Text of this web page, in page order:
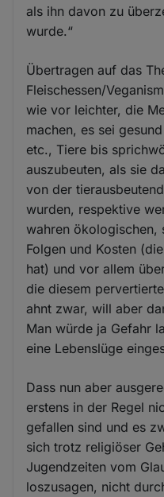
als ihn davon zu
wurde.“
Übertragen auf das
Fleischessen/
wie vor leichter, die
machen, es sei
etc., Tiere bis
auszubeuten, als sie
von der
wurden, respektive
wahren ökologischen,
Folgen und Kosten
hat) und vor allem
die diesem
ahnt zwar, will aber
Man würde ja Gefahr
eine Lebenslüge
Dass nun aber
erstens in der Regel
gefallen sind und es
sich trotz religiöser
Jugendzeiten vom
loszusagen, nicht